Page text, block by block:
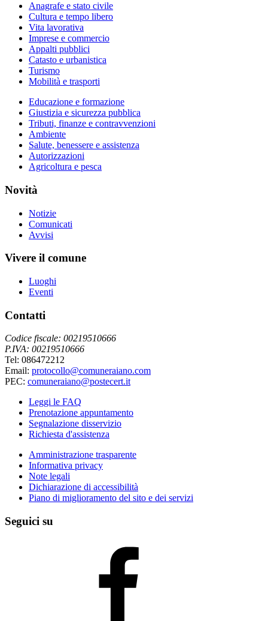
Anagrafe e stato civile
Cultura e tempo libero
Vita lavorativa
Imprese e commercio
Appalti pubblici
Catasto e urbanistica
Turismo
Mobilità e trasporti
Educazione e formazione
Giustizia e sicurezza pubblica
Tributi, finanze e contravvenzioni
Ambiente
Salute, benessere e assistenza
Autorizzazioni
Agricoltura e pesca
Novità
Notizie
Comunicati
Avvisi
Vivere il comune
Luoghi
Eventi
Contatti
Codice fiscale: 00219510666
P.IVA: 00219510666
Tel: 086472212
Email: protocollo@comuneraiano.com
PEC: comuneraiano@postecert.it
Leggi le FAQ
Prenotazione appuntamento
Segnalazione disservizio
Richiesta d'assistenza
Amministrazione trasparente
Informativa privacy
Note legali
Dichiarazione di accessibilità
Piano di miglioramento del sito e dei servizi
Seguici su